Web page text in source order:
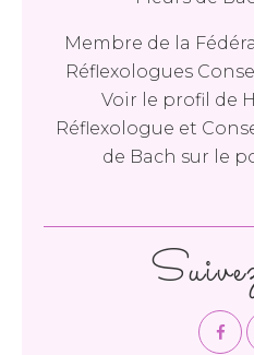
Membre de la
Réflexologues
Voir le profil de
Réflexologue et
de Bach sur le